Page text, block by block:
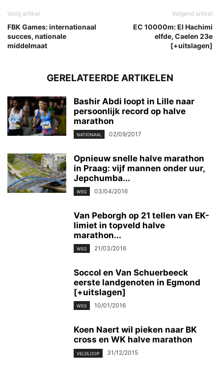
Vorig artikel
FBK Games: internationaal
succes, nationale
middelmaat
Volgend artikel
EC 10000m: El Hachimi
elfde, Caelen 23e
[+uitslagen]
GERELATEERDE ARTIKELEN
Bashir Abdi loopt in Lille naar
persoonlijk record op halve
marathon
NATIONAAL 02/09/2017
Opnieuw snelle halve marathon
in Praag: vijf mannen onder uur,
Jepchumba...
WEG 03/04/2016
Van Peborgh op 21 tellen van EK-
limiet in topveld halve
marathon...
WEG 21/03/2016
Soccol en Van Schuerbeeck
eerste landgenoten in Egmond
[+uitslagen]
WEG 10/01/2016
Koen Naert wil pieken naar BK
cross en WK halve marathon
VELDLOOP 31/12/2015